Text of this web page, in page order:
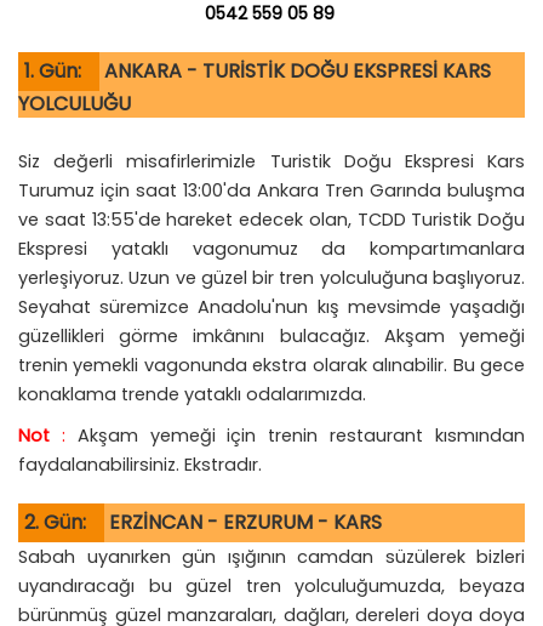
0542 559 05 89
1. Gün:
ANKARA - TURİSTİK DOĞU EKSPRESİ KARS
YOLCULUĞU
Siz değerli misafirlerimizle Turistik Doğu Ekspresi Kars
Turumuz için saat 13:00'da Ankara Tren Garında buluşma
ve saat 13:55'de hareket edecek olan, TCDD Turistik Doğu
Ekspresi yataklı vagonumuz da kompartımanlara
yerleşiyoruz. Uzun ve güzel bir tren yolculuğuna başlıyoruz.
Seyahat süremizce Anadolu'nun kış mevsimde yaşadığı
güzellikleri görme imkânını bulacağız. Akşam yemeği
trenin yemekli vagonunda ekstra olarak alınabilir. Bu gece
konaklama trende yataklı odalarımızda.
Not : Akşam yemeği için trenin restaurant kısmından
faydalanabilirsiniz. Ekstradır.
2. Gün: ERZİNCAN - ERZURUM - KARS
Sabah uyanırken gün ışığının camdan süzülerek bizleri
uyandıracağı bu güzel tren yolculuğumuzda, beyaza
bürünmüş güzel manzaraları, dağları, dereleri doya doya